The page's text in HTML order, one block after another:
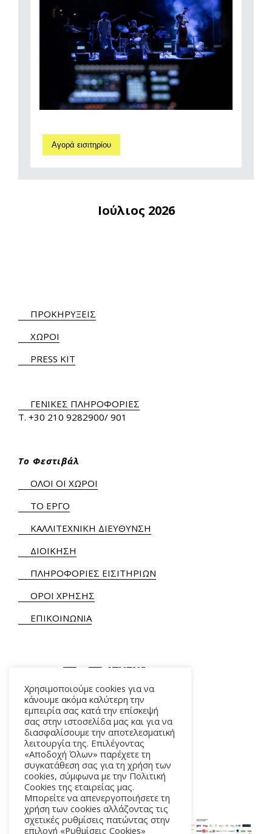
Αγορά εισιτηρίου
Ιούλιος 2026
ΠΡΟΚΗΡΥΞΕΙΣ
ΧΩΡΟΙ
PRESS KIT
ΓΕΝΙΚΕΣ ΠΛΗΡΟΦΟΡΙΕΣ
Τ. +30 210 9282900/ 901
Το Φεστιβάλ
ΟΛΟΙ ΟΙ ΧΩΡΟΙ
ΤΟ ΕΡΓΟ
ΚΑΛΛΙΤΕΧΝΙΚΗ ΔΙΕΥΘΥΝΣΗ
ΔΙΟΙΚΗΣΗ
ΠΛΗΡΟΦΟΡΙΕΣ ΕΙΣΙΤΗΡΙΩΝ
ΟΡΟΙ ΧΡΗΣΗΣ
ΕΠΙΚΟΙΝΩΝΙΑ
ΑΛΚΜΗΝΗΣ 5 – 118 54 ΑΘΗΝΑ
Χρησιμοποιούμε cookies για να
κάνουμε ακόμα καλύτερη την
εμπειρία σας κατά την επίσκεψή
σας στην ιστοσελίδα μας και για να
διασφαλίσουμε την αποτελεσματική
λειτουργία της. Επιλέγοντας
«Αποδοχή Όλων» παρέχετε τη
συγκατάθεση σας για τη χρήση των
cookies, σύμφωνα με την Πολιτική
Cookies της εταιρείας μας.
Μπορείτε να απενεργοποιήσετε τη
χρήση των cookies αλλάζοντας τις
σχετικές ρυθμίσεις πατώντας στην
επιλογή «Ρυθμίσεις Cookies»